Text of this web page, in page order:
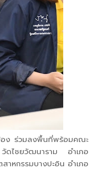
ข้อง ร่วมลงพื้นที่พร้อมคณะ
ดไชยวัฒนาราม อำเภอ
หกรรมบางปะอิน อำเภอ